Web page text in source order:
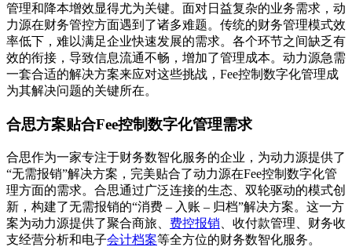
管理和降本增效显得尤为关键。面对日益复杂的业务需求，动
力源在财务管控方面遇到了诸多难题。传统的财务管理模式效
率低下，难以满足企业快速发展的需求。各个环节之间缺乏有
效的衔接，导致信息流通不畅，增加了管理成本。动力源急需
一套合适的解决方案来应对这些挑战，Fee控制数字化管理成
为其解决问题的关键所在。
合思方案贴合Fee控制数字化管理需求
合思作为一家专注于财务数智化服务的企业，为动力源提供了
“无需报销”解决方案，完美贴合了动力源在Fee控制数字化管
理方面的需求。合思通过广泛连接的生态、双轮驱动的模式创
新，构建了无需报销的“消费 – 入账 – 归档”解决方案。这一方
案为动力源提供了聚合商旅、 费控报销 、收付款管理、财务收
支经营分析和电子会计档案等全方位的财务数智化服务。